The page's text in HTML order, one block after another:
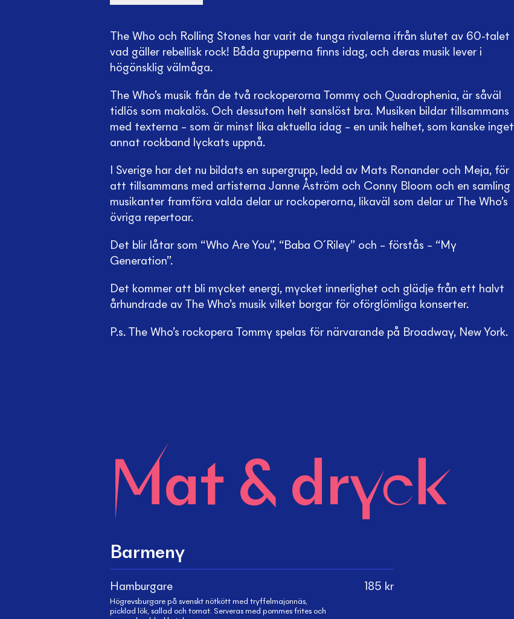
The Who och Rolling Stones har varit de tunga rivalerna ifrån slutet av 60-talet
vad gäller rebellisk rock! Båda grupperna finns idag, och deras musik lever i
högönsklig välmåga.
The Who’s musik från de två rockoperorna Tommy och Quadrophenia, är såväl
tidlös som makalös. Och dessutom helt sanslöst bra. Musiken bildar tillsammans
med texterna – som är minst lika aktuella idag – en unik helhet, som kanske inget
annat rockband lyckats uppnå.
I Sverige har det nu bildats en supergrupp, ledd av Mats Ronander och Meja, för
att tillsammans med artisterna Janne Åström och Conny Bloom och en samling
musikanter framföra valda delar ur rockoperorna, likaväl som delar ur The Who’s
övriga repertoar.
Det blir låtar som “Who Are You”, “Baba O´Riley” och – förstås – “My
Generation”.
Det kommer att bli mycket energi, mycket innerlighet och glädje från ett halvt
århundrade av The Who’s musik vilket borgar för oförglömliga konserter.
P.s. The Who’s rockopera Tommy spelas för närvarande på Broadway, New York.
Mat & dryck
Barmeny
Hamburgare 185 kr
Högrevsburgare på svenskt nötkött med tryffelmajonnäs,
picklad lök, sallad och tomat. Serveras med pommes frites och